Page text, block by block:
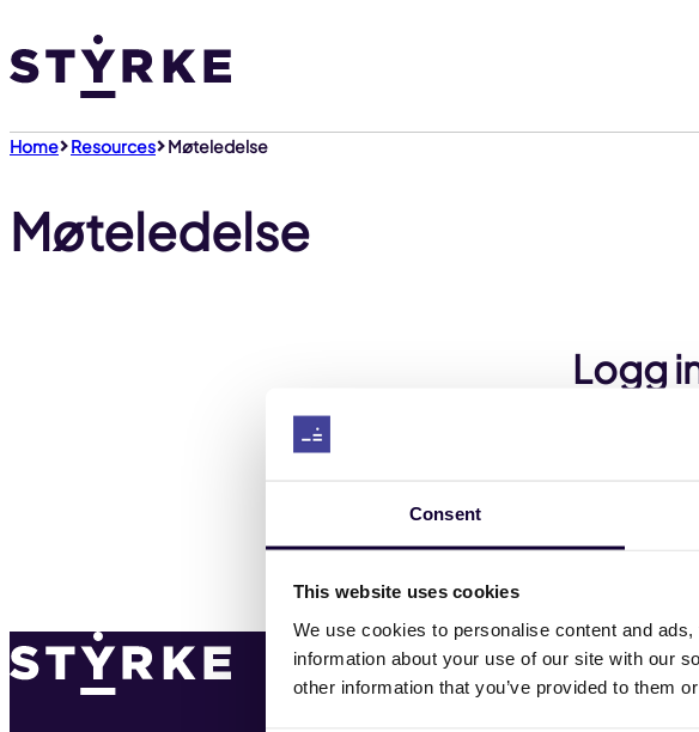
Consent
This website uses cookies
We use cookies to personalise content and
information about your use of our site with our
other information that you’ve provided to them
til
innhold
Home Resources Møteledelse
Møteledelse
Logg
Nyheter